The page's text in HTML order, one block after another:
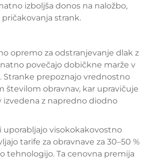
izboljša donos na naložbo,
strank.
opremo za odstranjevanje dlak z
povečajo dobičkne marže v
prepoznajo vrednostno
številom obravnav, kar upravičuje
izvedena z napredno diodno
uporabljajo visokokakovostno
tarife za obravnave za 30–50 %
tehnologijo. Ta cenovna premija